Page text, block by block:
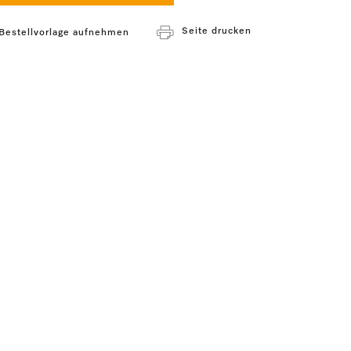
aufnehmen Seite drucken